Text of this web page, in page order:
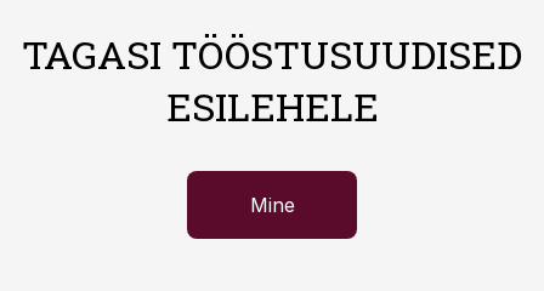
TAGASI TÖÖSTUSUUDISED
ESILEHELE
Mine